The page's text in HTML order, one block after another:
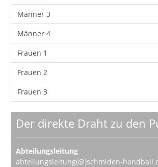
Männer 3
Männer 4
Frauen 1
Frauen 2
Frauen 3
Der direkte Draht zu den
Abteilungsleitung
abteilungsleitung(@)schmiden-